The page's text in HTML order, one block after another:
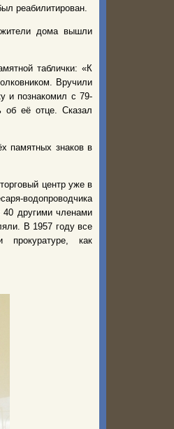
реабилитирован.
дома вышли
таблички: «К
Вручили
и познакомил с 79-
об её отце. Сказал
памятных знаков в
центр уже в
водопроводчика
40 другими членами
В 1957 году все
как